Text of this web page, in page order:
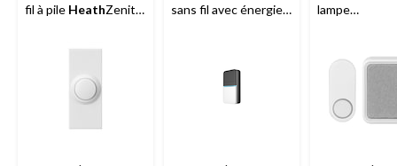
fil à pile HeathZenith,
sans fil avec énergie
lampe